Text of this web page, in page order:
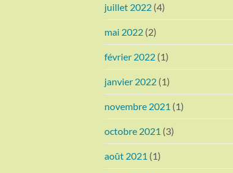
juillet 2022 (4)
mai 2022 (2)
février 2022 (1)
janvier 2022 (1)
novembre 2021 (1)
octobre 2021 (3)
août 2021 (1)